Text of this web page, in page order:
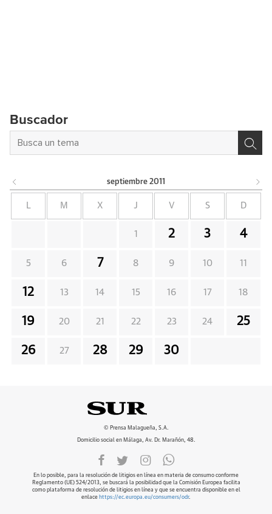
Buscador
septiembre 2011
L M X J V S D
1 2 3 4
5 6 7 8 9 10 11
12 13 14 15 16 17 18
19 20 21 22 23 24 25
26 27 28 29 30
© Prensa Malagueña, S.A.
Domicilio social en Málaga, Av. Dr. Marañón, 48.
En lo posible, para la resolución de litigios en línea en materia de consumo conforme
Reglamento (UE) 524/2013, se buscará la posibilidad que la Comisión Europea facilita
como plataforma de resolución de litigios en línea y que se encuentra disponible en el
enlace https://ec.europa.eu/consumers/odr.